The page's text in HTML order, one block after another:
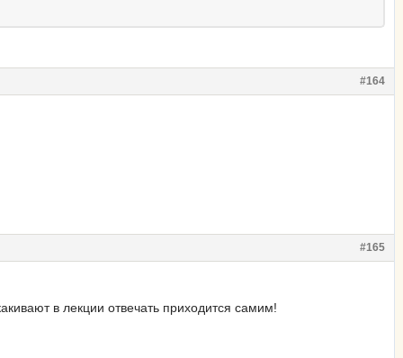
#164
#165
в лекции отвечать приходится самим!